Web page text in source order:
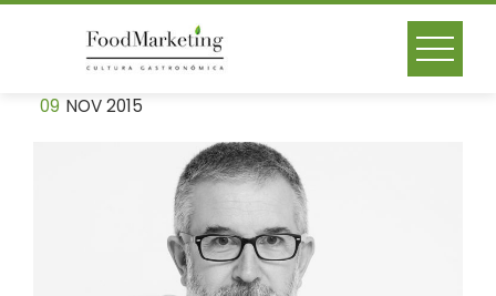
Skip
09 NOV 2015